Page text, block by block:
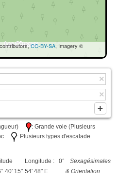
contributors,CC-BY-SA, Imagery ©
: Grande voie (Plusieurs
: Plusieurs types d'escalade
40' 15"
Longitude : 0°
54' 48" E
Sexagésimales
& Orientation